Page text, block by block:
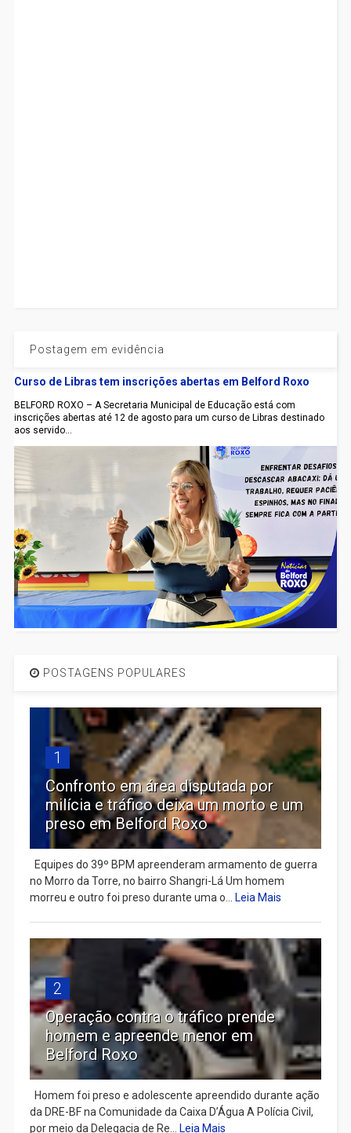
Postagem em evidência
Curso de Libras tem inscrições abertas em Belford Roxo
BELFORD ROXO – A Secretaria Municipal de Educação está com
inscrições abertas até 12 de agosto para um curso de Libras destinado
aos servido...
POSTAGENS POPULARES
1
Confronto em área disputada por
milícia e tráfico deixa um morto e um
preso em Belford Roxo
Equipes do 39º BPM apreenderam armamento de guerra
no Morro da Torre, no bairro Shangri-Lá Um homem
morreu e outro foi preso durante uma o... Leia Mais
2
Operação contra o tráfico prende
homem e apreende menor em
Belford Roxo
Homem foi preso e adolescente apreendido durante ação
da DRE-BF na Comunidade da Caixa D’Água A Polícia Civil,
por meio da Delegacia de Re... Leia Mais